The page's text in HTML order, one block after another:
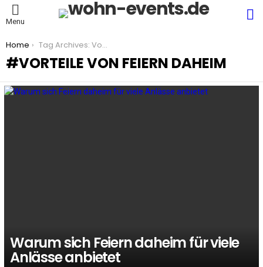
Menu
You are here:
Home Tag Archives: Vorteile von Feiern daheim
VORTEILE VON FEIERN DAHEIM
Warum sich Feiern daheim für viele
Anlässe anbietet